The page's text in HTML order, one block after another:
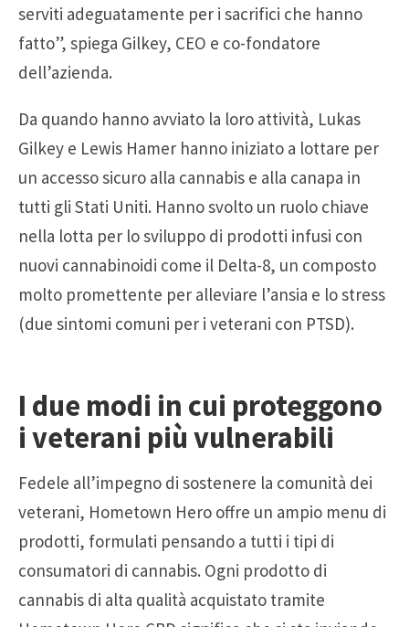
serviti adeguatamente per i sacrifici che hanno
fatto”, spiega Gilkey, CEO e co-fondatore
dell’azienda.
Da quando hanno avviato la loro attività, Lukas
Gilkey e Lewis Hamer hanno iniziato a lottare per
un accesso sicuro alla cannabis e alla canapa in
tutti gli Stati Uniti. Hanno svolto un ruolo chiave
nella lotta per lo sviluppo di prodotti infusi con
nuovi cannabinoidi come il Delta-8, un composto
molto promettente per alleviare l’ansia e lo stress
(due sintomi comuni per i veterani con PTSD).
I due modi in cui proteggono
i veterani più vulnerabili
Fedele all’impegno di sostenere la comunità dei
veterani, Hometown Hero offre un ampio menu di
prodotti, formulati pensando a tutti i tipi di
consumatori di cannabis. Ogni prodotto di
cannabis di alta qualità acquistato tramite